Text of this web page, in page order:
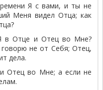
Я с вами, и ты не
Меня видел Отца; как
в Отце и Отец во Мне?
не от Себя; Отец,
дела.
Отец во Мне; а если не